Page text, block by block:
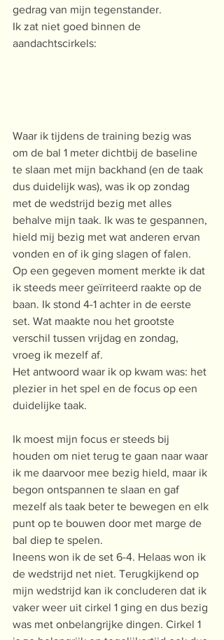
gedrag van mijn tegenstander.
Ik zat niet goed binnen de
aandachtscirkels:
Waar ik tijdens de training bezig was
om de bal 1 meter dichtbij de baseline
te slaan met mijn backhand (en de taak
dus duidelijk was), was ik op zondag
met de wedstrijd bezig met alles
behalve mijn taak. Ik was te gespannen,
hield mij bezig met wat anderen ervan
vonden en of ik ging slagen of falen.
Op een gegeven moment merkte ik dat
ik steeds meer geïrriteerd raakte op de
baan. Ik stond 4-1 achter in de eerste
set. Wat maakte nou het grootste
verschil tussen vrijdag en zondag,
vroeg ik mezelf af.
Het antwoord waar ik op kwam was: het
plezier in het spel en de focus op een
duidelijke taak.
Ik moest mijn focus er steeds bij
houden om niet terug te gaan naar waar
ik me daarvoor mee bezig hield, maar ik
begon ontspannen te slaan en gaf
mezelf als taak beter te bewegen en elk
punt op te bouwen door met marge de
bal diep te spelen.
Ineens won ik de set 6-4. Helaas won ik
de wedstrijd net niet. Terugkijkend op
mijn wedstrijd kan ik concluderen dat ik
vaker weer uit cirkel 1 ging en dus bezig
was met onbelangrijke dingen. Cirkel 1